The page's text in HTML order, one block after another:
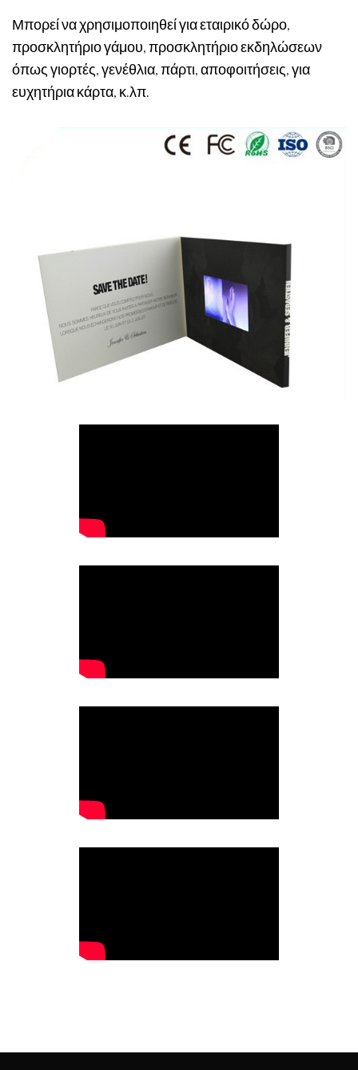
Μπορεί να χρησιμοποιηθεί για εταιρικό δώρο,
προσκλητήριο γάμου, προσκλητήριο εκδηλώσεων
όπως γιορτές, γενέθλια, πάρτι, αποφοιτήσεις, για
ευχητήρια κάρτα, κ.λπ.